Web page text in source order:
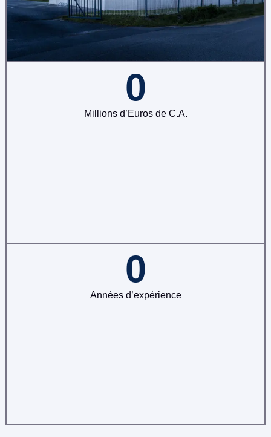
0
Millions d’Euros de C.A.
0
Années d’expérience